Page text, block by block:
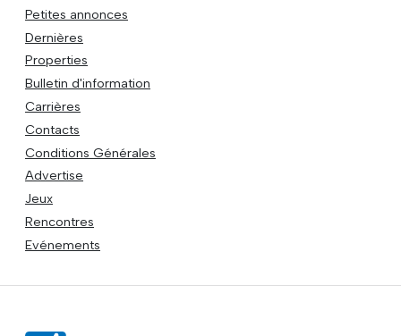
Petites annonces
Dernières
Properties
Bulletin d'information
Carrières
Contacts
Conditions Générales
Advertise
Jeux
Rencontres
Evénements